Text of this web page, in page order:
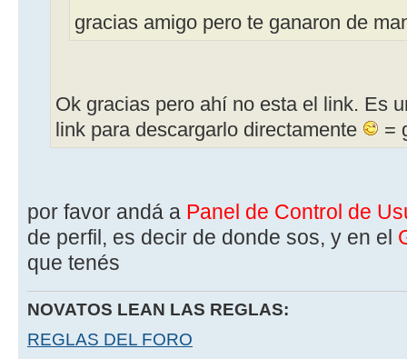
gracias amigo pero te ganaron de
Ok gracias pero ahí no esta el link. Es
link para descargarlo directamente
=
por favor andá a Panel de Control de
de perfil, es decir de donde sos, y en el
que tenés
NOVATOS LEAN LAS REGLAS:
REGLAS DEL FORO